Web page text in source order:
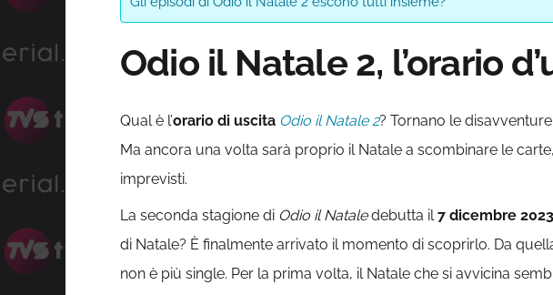
Odio il Natale 2, l’orario
Qual è l’orario di uscita Odio il Natale 2? Tornano le
Ma ancora una volta sarà proprio il Natale a scombinare le
imprevisti.
La seconda stagione di Odio il Nataledebutta il7 dicembre 2023
di Natale? È finalmente arrivato il momento di scoprirlo. Da
non è più single. Per la prima volta, il Natale che si avvicina